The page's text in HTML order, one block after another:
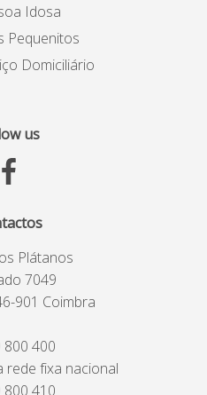
Idosa
Pequenitos
Domiciliário
us
Plátanos
7049
901 Coimbra
800 400
rede fixa nacional
800 410